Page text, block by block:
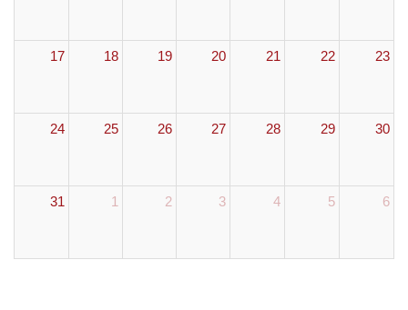
17 18 19 20 21 22 23
24 25 26 27 28 29 30
31 1 2 3 4 5 6